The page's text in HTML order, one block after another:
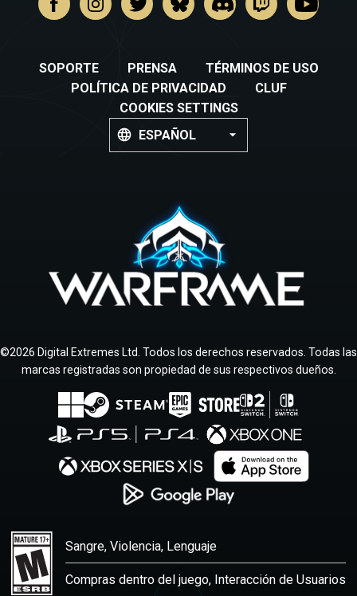
SOPORTE PRENSA
TÉRMINOS DE USO
POLÍTICA DE PRIVACIDAD
CLUF
COOKIES SETTINGS
ESPAÑOL
©2026 Digital Extremes Ltd. Todos los derechos reservados. Todas las
marcas registradas son propiedad de sus respectivos dueños.
Sangre, Violencia, Lenguaje
Compras dentro del juego, Interacción de Usuarios